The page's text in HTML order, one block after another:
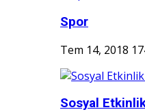
Spor
Tem 14, 2018
Sosyal